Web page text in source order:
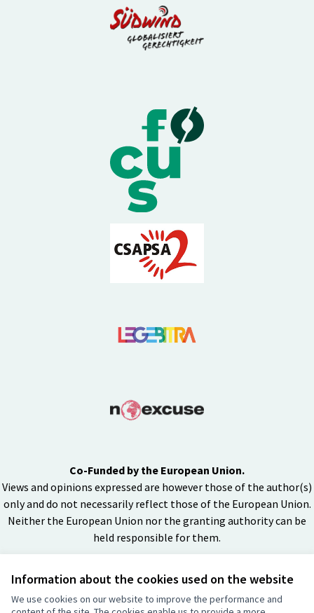
Information about the cookies used on the website
We use cookies on our website to improve the performance and
Co-Funded by the European Union.
Views and opinions expressed are however those of the author(s)
only and do not necessarily reflect those of the European Union.
Neither the European Union nor the granting authority can be
held responsible for them.
(Collegamento esterno)
Licenza